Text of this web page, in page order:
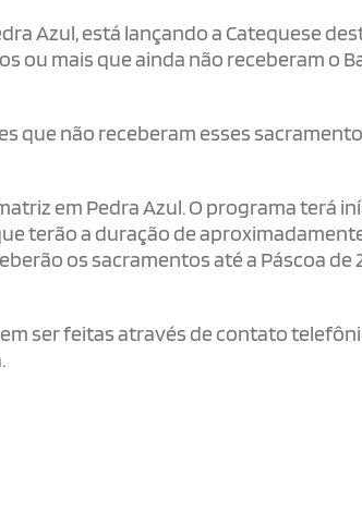
Azul, está lançando a Catequese
ou mais que ainda não receberam o
que não receberam esses
em Pedra Azul. O programa terá
terão a duração de
os sacramentos até a Páscoa de
ser feitas através de contato